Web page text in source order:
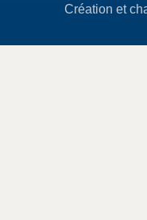
Création et